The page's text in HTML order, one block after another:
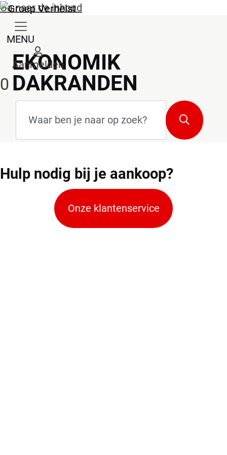
Ga naar de inhoud
MENU
Aanmelden
0
Zoeken
EKONOMIK
DAKRANDEN
Hulp nodig bij je aankoop?
Onze klantenservice